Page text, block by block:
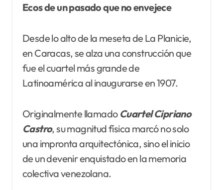
Ecos de un pasado que no envejece
Desde lo alto de la meseta de La Planicie,
en Caracas, se alza una construcción que
fue el cuartel más grande de
Latinoamérica al inaugurarse en 1907.
Originalmente llamado Cuartel Cipriano
Castro, su magnitud física marcó no solo
una impronta arquitectónica, sino el inicio
de un devenir enquistado en la memoria
colectiva venezolana.